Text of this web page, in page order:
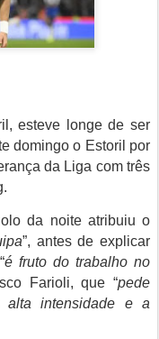
esteve longe de ser
domingo o Estoril por
da Liga com três
da noite atribuiu o
”, antes de explicar
é fruto do trabalho no
Farioli, que “pede
alta intensidade e a